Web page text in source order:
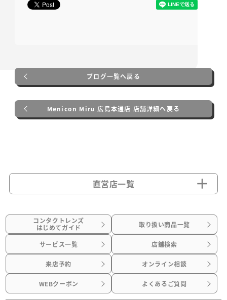
ブログ一覧へ戻る
Menicon Miru 広島本通店 店舗詳細へ戻る
直営店一覧
コンタクトレンズ
はじめてガイド 取り扱い商品一覧
サービス一覧 店舗検索
来店予約 オンライン相談
WEBクーポン よくあるご質問